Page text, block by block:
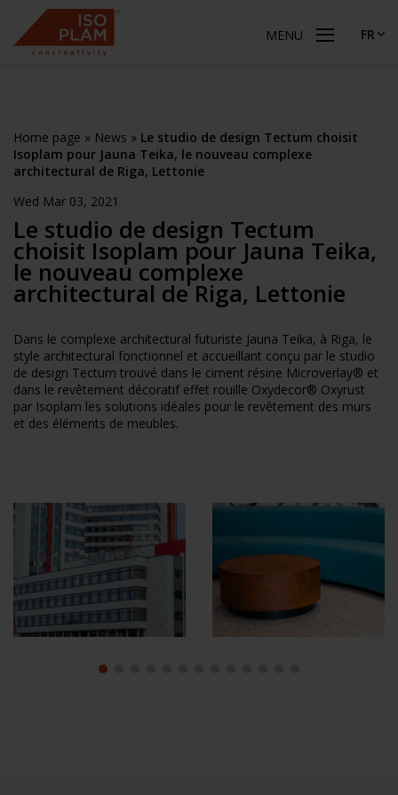
MENU FR
Home page » News » Le studio de design Tectum choisit
Isoplam pour Jauna Teika, le nouveau complexe
architectural de Riga, Lettonie
Wed Mar 03, 2021
Le studio de design Tectum
choisit Isoplam pour Jauna Teika,
le nouveau complexe
architectural de Riga, Lettonie
Dans le complexe architectural futuriste Jauna Teika, à Riga, le
style architectural fonctionnel et accueillant conçu par le studio
de design Tectum trouvé dans le ciment résine Microverlay® et
dans le revêtement décoratif effet rouille Oxydecor® Oxyrust
par Isoplam les solutions idéales pour le revêtement des murs
et des éléments de meubles.